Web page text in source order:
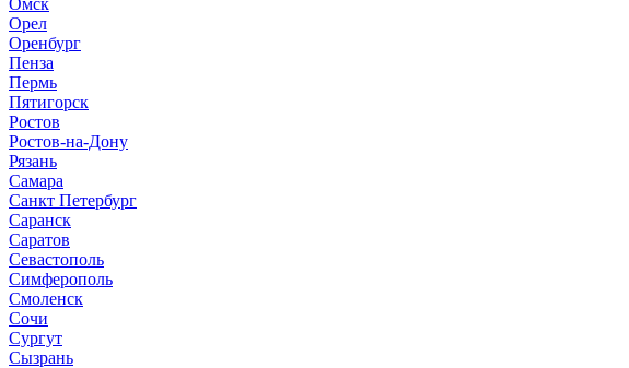
Омск
Орел
Оренбург
Пенза
Пермь
Пятигорск
Ростов
Ростов-на-Дону
Рязань
Самара
Санкт Петербург
Саранск
Саратов
Севастополь
Симферополь
Смоленск
Сочи
Сургут
Сызрань